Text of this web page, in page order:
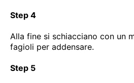
Step 4
Alla fine si schiacciano con un
fagioli per addensare.
Step 5